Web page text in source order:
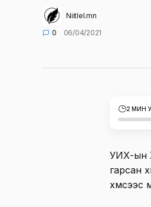
Niitlel.mn
0
06/04/2021
2 МИН
УИХ-ын
гарсан